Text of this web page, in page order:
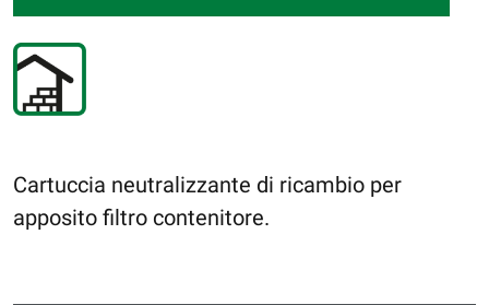
Cartuccia neutralizzante di ricambio per
apposito filtro contenitore.